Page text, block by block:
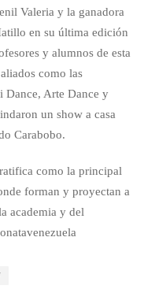
Valeria y la ganadora
en su última edición
y alumnos de esta
como las
Dance, Arte Dance y
un show a casa
Carabobo.
como la principal
forman y proyectan a
academia y del